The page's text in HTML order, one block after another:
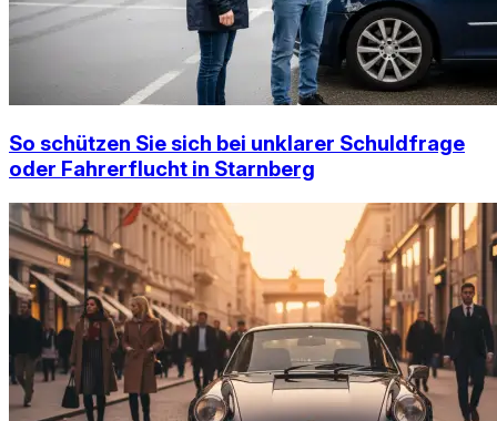
So schützen Sie sich bei unklarer Schuldfrage
oder Fahrerflucht in Starnberg